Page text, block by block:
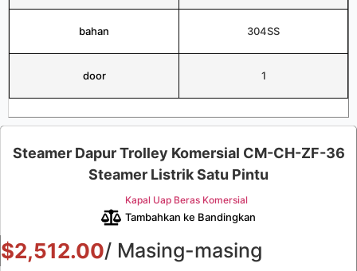
bahan 304SS
door 1
Steamer Dapur Trolley Komersial CM-CH-ZF-36
Steamer Listrik Satu Pintu
Kapal Uap Beras Komersial
Tambahkan ke Bandingkan
$2,512.00/ Masing-masing